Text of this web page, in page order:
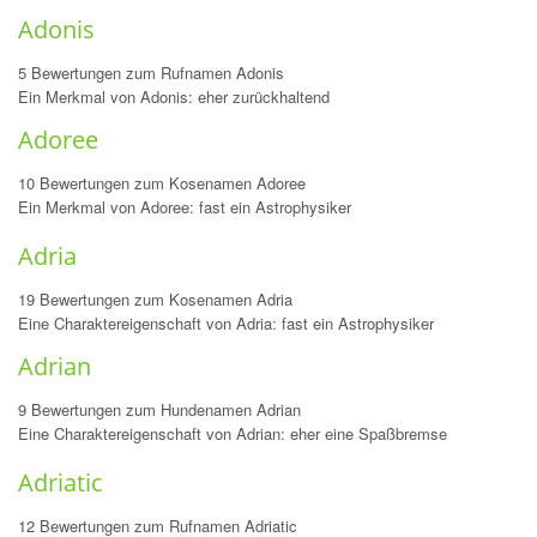
Adonis
5 Bewertungen zum Rufnamen Adonis
Ein Merkmal von Adonis: eher zurückhaltend
Adoree
10 Bewertungen zum Kosenamen Adoree
Ein Merkmal von Adoree: fast ein Astrophysiker
Adria
19 Bewertungen zum Kosenamen Adria
Eine Charaktereigenschaft von Adria: fast ein Astrophysiker
Adrian
9 Bewertungen zum Hundenamen Adrian
Eine Charaktereigenschaft von Adrian: eher eine Spaßbremse
Adriatic
12 Bewertungen zum Rufnamen Adriatic